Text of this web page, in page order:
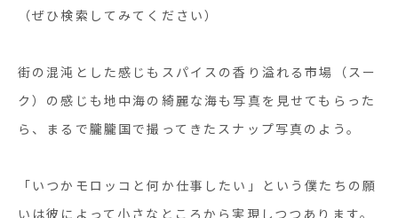
（ぜひ検索してみてください）
街の混沌とした感じもスパイスの香り溢れる市場（スー
ク）の感じも地中海の綺麗な海も写真を見せてもらった
ら、まるで朧朧国で撮ってきたスナップ写真のよう。
「いつかモロッコと何か仕事したい」という僕たちの願
いは彼によって小さなところから実現しつつあります。